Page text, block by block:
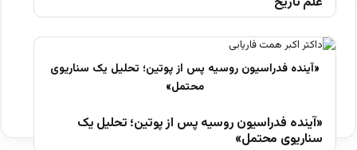
«آینده فدراسیون روسیه پس از پوتین؛ تحلیل یک
سناریوی محتمل»